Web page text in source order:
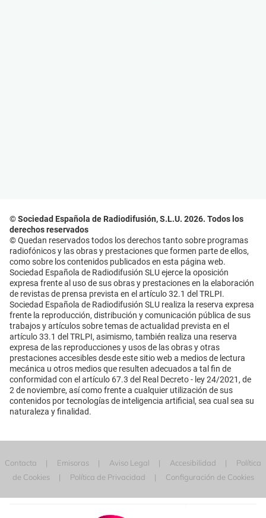
© Sociedad Española de Radiodifusión, S.L.U. 2026. Todos los
derechos reservados
© Quedan reservados todos los derechos tanto sobre programas
radiofónicos y las obras y prestaciones que formen parte de ellos,
como sobre los contenidos publicados en esta página web.
Sociedad Española de Radiodifusión SLU ejerce la oposición
expresa frente al uso de sus obras y prestaciones en la elaboración
de revistas de prensa prevista en el artículo 32.1 del TRLPI.
Sociedad Española de Radiodifusión SLU realiza la reserva expresa
frente la reproducción, distribución y comunicación pública de sus
trabajos y artículos sobre temas de actualidad prevista en el
artículo 33.1 del TRLPI, asimismo, también realiza una reserva
expresa de las reproducciones y usos de las obras y otras
prestaciones accesibles desde este sitio web a medios de lectura
mecánica u otros medios que resulten adecuados a tal fin de
conformidad con el artículo 67.3 del Real Decreto - ley 24/2021, de
2 de noviembre, así como frente a cualquier utilización de sus
contenidos por tecnologías de inteligencia artificial, sea cual sea su
naturaleza y finalidad.
Contacta Emisoras Aviso Legal Accesibilidad
Política
de Cookies
Política de Privacidad Configuración de Cookies